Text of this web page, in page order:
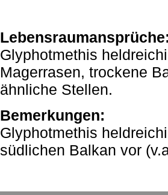
Glyphotmethis
Magerrasen, trockene
ähnliche Stellen.
Bemerkungen:
Glyphotmethis
südlichen Balkan vor